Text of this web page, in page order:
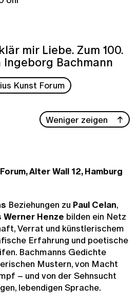
mir Liebe. Zum 100.
Bachmann
Kunst Forum
Weniger zeigen
Alter Wall 12, Hamburg
Beziehungen zu Paul Celan,
WernerHenze bilden ein Netz
Verrat und künstlerischem
Erfahrung und poetische
Bachmanns Gedichte
Mustern, von Macht
– und von der Sehnsucht
lebendigen Sprache.